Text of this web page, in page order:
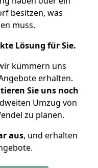
besitzen, was
muss.
Lösung für Sie.
kümmern uns
erhalten.
Sie uns noch
Umzug von
zu planen.
aus, und erhalten